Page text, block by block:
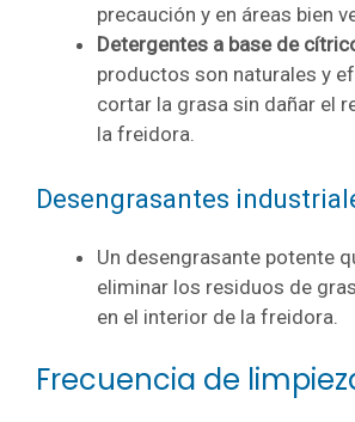
precaución y en áreas bien
Detergentes a base de
productos son naturales y
cortar la grasa sin dañar el
la freidora.
Desengrasantes
Un desengrasante potente
eliminar los residuos de
en el interior de la freidora.
Frecuencia de